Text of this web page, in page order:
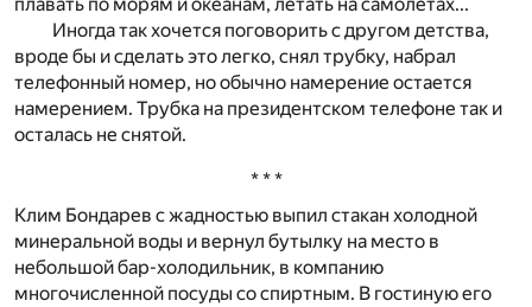
плавать по морям и океанам, летать на самолетах...
Иногда так хочется поговорить с другом детства,
вроде бы и сделать это легко, снял трубку, набрал
телефонный номер, но обычно намерение остается
намерением. Трубка на президентском телефоне так и
осталась не снятой.
* * *
Клим Бондарев с жадностью выпил стакан холодной
минеральной воды и вернул бутылку на место в
небольшой бар-холодильник, в компанию
многочисленной посуды со спиртным. В гостиную его